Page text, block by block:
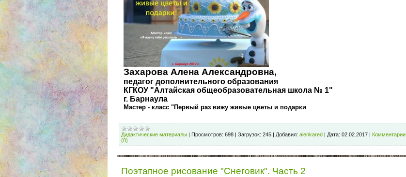
Захарова Алена Александровна,
педагог дополнительного образования
КГКОУ "Алтайская общеобразовательная школа № 1"
г. Барнаула
Мастер - класс "Первый раз вижу живые цветы и подарки
Дидактические материалы Просмотров: 698 Загрузок: 245 Добавил: alenkared Дата: 02.02.2017
Комментарии
(0)
Поэтапное рисование "Снеговик". Часть 2